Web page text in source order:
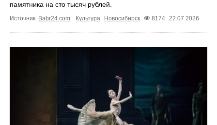
памятника на сто тысяч рублей.
Источник: Babr24.com. Культура Новосибирск 8174 22.07.2026